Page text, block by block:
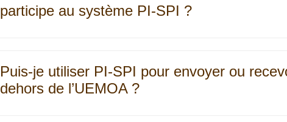
participe au système PI-SPI ?
Puis-je utiliser PI‐SPI pour envoyer ou
dehors de l’UEMOA ?